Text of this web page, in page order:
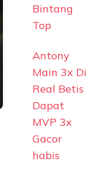
Bintang
Top
Antony
Main 3x Di
Real Betis
Dapat
MVP 3x
Gacor
habis